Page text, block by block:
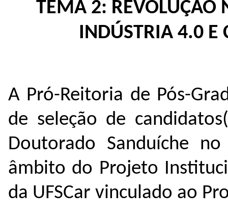
TEMA 2: REVOLUÇÃO
INDÚSTRIA 4.0 E
A Pró-Reitoria de Pós-
de seleção de
Doutorado Sanduíche
âmbito do Projeto
da UFSCar vinculado ao